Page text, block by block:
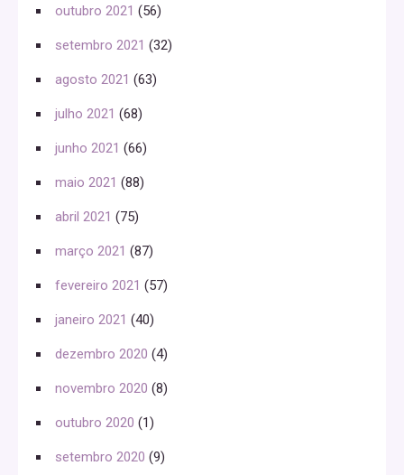
outubro 2021 (56)
setembro 2021 (32)
agosto 2021 (63)
julho 2021 (68)
junho 2021 (66)
maio 2021 (88)
abril 2021 (75)
março 2021 (87)
fevereiro 2021 (57)
janeiro 2021 (40)
dezembro 2020 (4)
novembro 2020 (8)
outubro 2020 (1)
setembro 2020 (9)